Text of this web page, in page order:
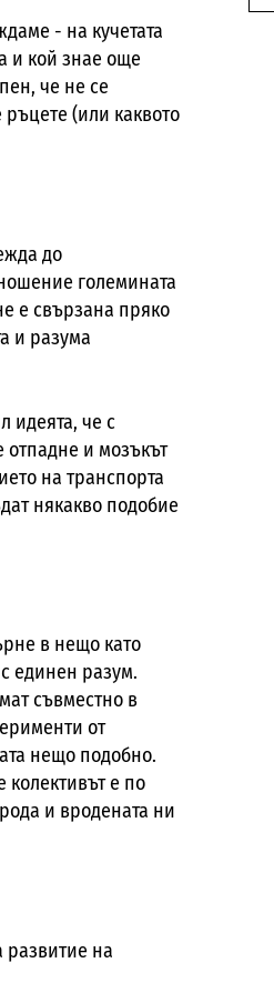
- на кучетата
и кой знае още
че не се
(или каквото
до
големината
е свързана пряко
и разума
идеята, че с
отпадне и мозъкът
на транспорта
някакво подобие
в нещо като
единен разум.
съвместно в
от
нещо подобно.
колективът е по
и вродената ни
развитие на